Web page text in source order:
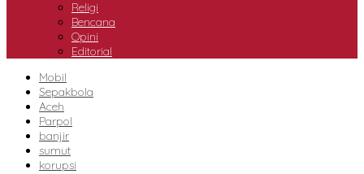
Religi
Bencana
Opini
Editorial
Mobil
Sepakbola
Aceh
Parpol
banjir
sumut
korupsi